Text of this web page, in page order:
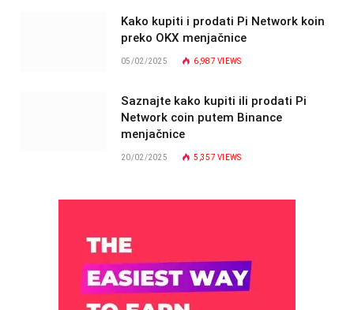
Kako kupiti i prodati Pi Network koin
preko OKX menjačnice
05/02/2025 6,987VIEWS
Saznajte kako kupiti ili prodati Pi
Network coin putem Binance
menjačnice
20/02/2025 5,357VIEWS